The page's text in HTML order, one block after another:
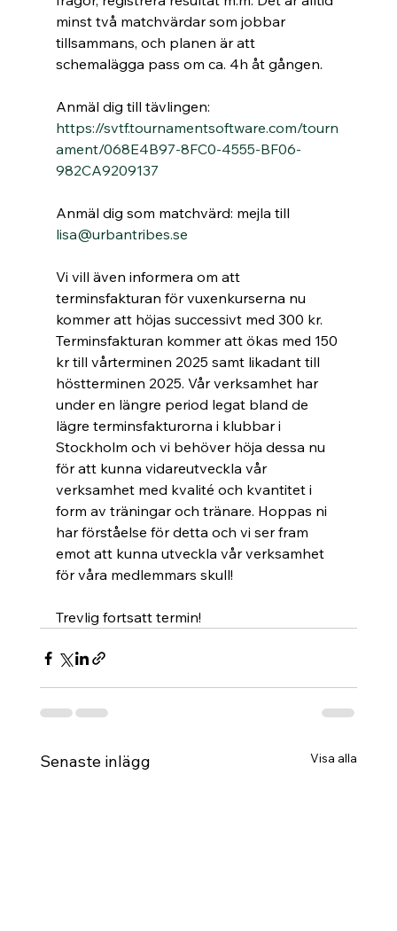
minst två matchvärdar som jobbar
tillsammans, och planen är att
schemalägga pass om ca. 4h åt gången.
Anmäl dig till tävlingen:
https://svtf.tournamentsoftware.com/tourn
ament/068E4B97-8FC0-4555-BF06-
982CA9209137
Anmäl dig som matchvärd: mejla till
lisa@urbantribes.se
Vi vill även informera om att
terminsfakturan för vuxenkurserna nu
kommer att höjas successivt med 300 kr.
Terminsfakturan kommer att ökas med 150
kr till vårterminen 2025 samt likadant till
höstterminen 2025. Vår verksamhet har
under en längre period legat bland de
lägre terminsfakturorna i klubbar i
Stockholm och vi behöver höja dessa nu
för att kunna vidareutveckla vår
verksamhet med kvalité och kvantitet i
form av träningar och tränare. Hoppas ni
har förståelse för detta och vi ser fram
emot att kunna utveckla vår verksamhet
för våra medlemmars skull!
Trevlig fortsatt termin!
Senaste inlägg Visa alla